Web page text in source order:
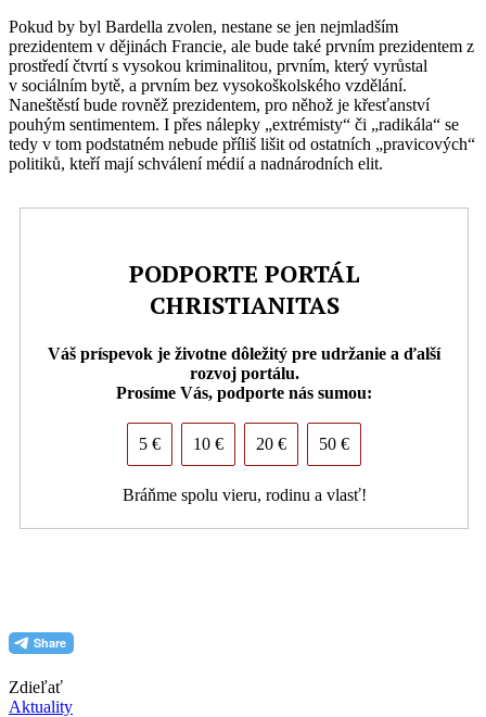
Pokud by byl Bardella zvolen, nestane se jen nejmladším
prezidentem v dějinách Francie, ale bude také prvním prezidentem z
prostředí čtvrtí s vysokou kriminalitou, prvním, který vyrůstal
v sociálním bytě, a prvním bez vysokoškolského vzdělání.
Naneštěstí bude rovněž prezidentem, pro něhož je křesťanství
pouhým sentimentem. I přes nálepky „extrémisty“ či „radikála“ se
tedy v tom podstatném nebude příliš lišit od ostatních „pravicových“
politiků, kteří mají schválení médií a nadnárodních elit.
PODPORTE PORTÁL
CHRISTIANITAS
Váš príspevok je životne dôležitý pre udržanie a ďalší
rozvoj portálu.
Prosíme Vás, podporte nás sumou:
5 € 10 € 20 € 50 €
Bráňme spolu vieru, rodinu a vlasť!
Zdieľať
Aktuality